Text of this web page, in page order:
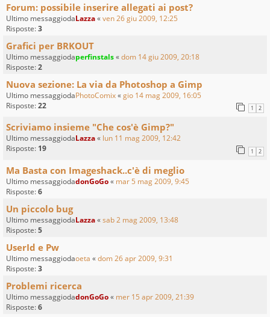
Forum: possibile inserire allegati ai post?
Ultimo messaggiodaLazza«ven 26 giu 2009, 12:25
Risposte:3
Grafici per BRKOUT
Ultimo messaggiodaperfinstals«dom 14 giu 2009, 20:18
Risposte:2
Nuova sezione: La via da Photoshop a Gimp
Ultimo messaggiodaPhotoComix«gio 14 mag 2009, 16:05
Risposte:22 1 2
Scriviamo insieme "Che cos'è Gimp?"
Ultimo messaggiodaLazza« lun 11 mag 2009, 12:42
Risposte: 19 1 2
Ma Basta con Imageshack..c'è di meglio
Ultimo messaggiodadonGoGo« mar 5 mag 2009, 9:45
Risposte:6
Un piccolo bug
Ultimo messaggiodaLazza«sab 2 mag 2009, 13:48
Risposte:5
UserId e Pw
Ultimo messaggiodaoeta «dom 26 apr 2009, 9:31
Risposte:3
Problemi ricerca
Ultimo messaggiodadonGoGo« mer 15 apr 2009, 21:39
Risposte:6